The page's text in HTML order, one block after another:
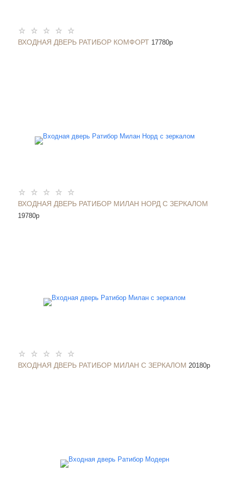
ВХОДНАЯ ДВЕРЬ РАТИБОР КОМФОРТ 17780p
ВХОДНАЯ ДВЕРЬ РАТИБОР МИЛАН НОРД С ЗЕРКАЛОМ
19780p
ВХОДНАЯ ДВЕРЬ РАТИБОР МИЛАН С ЗЕРКАЛОМ 20180p